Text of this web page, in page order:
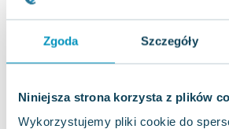
Zgoda Szczegóły
Niniejsza strona korzysta z plików
Wykorzystujemy pliki cookie do
zł jak nowa
Kto tam zerka na
Literackie